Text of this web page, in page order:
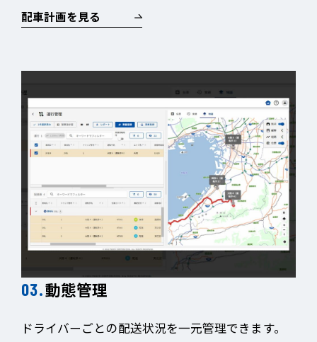
配車計画を見る
動態管理
ドライバーごとの配送状況を一元管理できます。